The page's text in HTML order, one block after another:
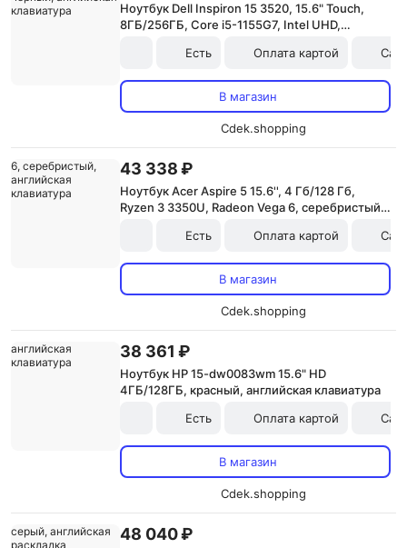
Ноутбук Dell Inspiron 15 3520, 15.6" Touch,
8ГБ/256ГБ, Core i5-1155G7, Intel UHD,
Есть
Оплата картой
В магазин
Cdek.shopping
43 338 ₽
Ноутбук Acer Aspire 5 15.6'', 4 Гб/128 Гб,
Ryzen 3 3350U, Radeon Vega 6, серебристый,
Есть
Оплата картой
В магазин
Cdek.shopping
38 361 ₽
Ноутбук HP 15-dw0083wm 15.6" HD
4ГБ/128ГБ, красный, английская клавиатура
Есть
Оплата картой
В магазин
Cdek.shopping
48 040 ₽